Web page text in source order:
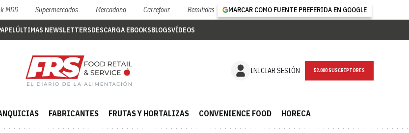
MDD Supermercados Mercadona Carrefour Remitidas MARCAR COMO FUENTE PREFERIDA EN GOOGLE
ÚLTIMAS NEWSLETTERSDESCARGA EBOOKSBLOGSVÍDEOS
INICIAR SESIÓN NEWSLETTER
FABRICANTES FRUTAS Y HORTALIZAS CONVENIENCE FOOD HORECA